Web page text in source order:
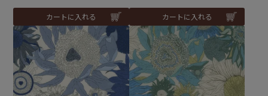
カートに入れる カートに入れる